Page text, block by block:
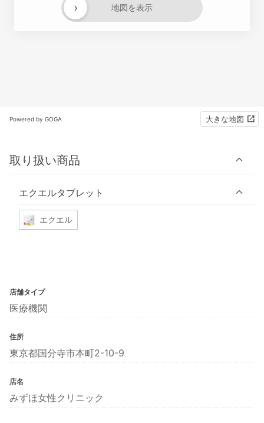
地図を表示
›
Powered by GOGA 大きな地図
取り扱い商品
エクエルタブレット
エクエル
店舗タイプ
医療機関
住所
東京都国分寺市本町2-10-9
店名
みずほ女性クリニック